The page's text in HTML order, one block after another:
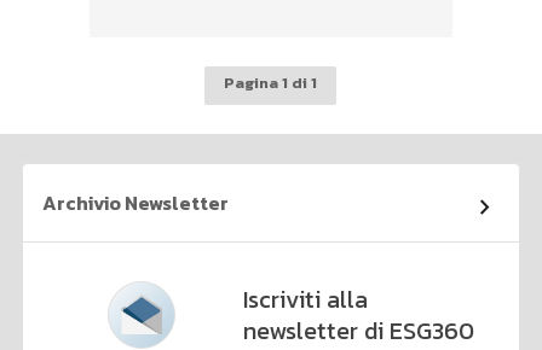
Pagina 1 di 1
Archivio Newsletter
Iscriviti alla
newsletter di ESG360